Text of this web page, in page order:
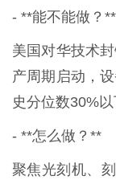
- **能不能做？**
美国对华技术
产周期启动，
史分位数30%以
- **怎么做？**
聚焦光刻机、